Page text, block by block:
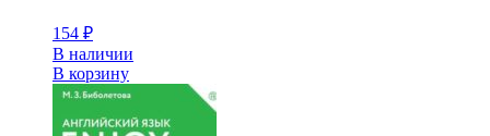
154 ₽
В наличии
В корзину